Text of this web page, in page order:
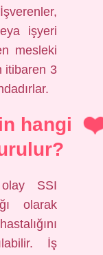
işyeri
mesleki
itibaren 3
hangi
olay SSI
olarak
İş